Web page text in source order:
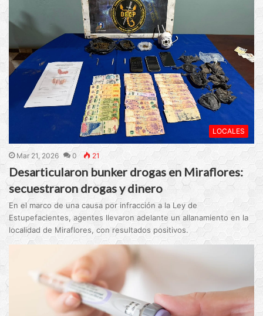
LOCALES
Mar 21, 2026 0 21
Desarticularon bunker drogas en Miraflores:
secuestraron drogas y dinero
En el marco de una causa por infracción a la Ley de
Estupefacientes, agentes llevaron adelante un allanamiento en la
localidad de Miraflores, con resultados positivos.